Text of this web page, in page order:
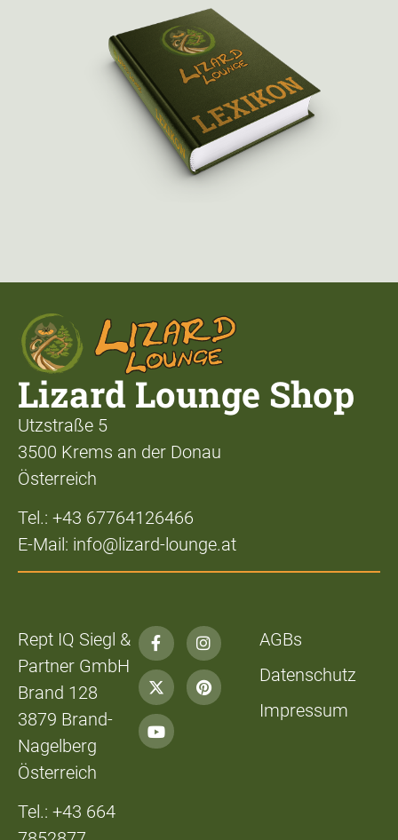
Lizard Lounge Shop
Utzstraße 5
3500 Krems an der Donau
Österreich
Tel.: +43 67764126466
E-Mail: info@lizard-lounge.at
Rept IQ Siegl &
Partner GmbH
Brand 128
3879 Brand-
Nagelberg
Österreich
Tel.: +43 664
AGBs
Datenschutz
Impressum